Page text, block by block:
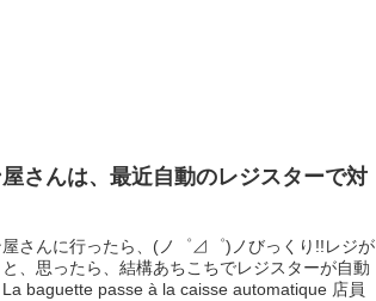
さんは、最近自動のレジスターで対
屋さんに行ったら、(ノ゜⊿゜)ノびっくり!!レジが
、思ったら、結構あちこちでレジスターが自動
baguette passe à la caisse automatique 店員